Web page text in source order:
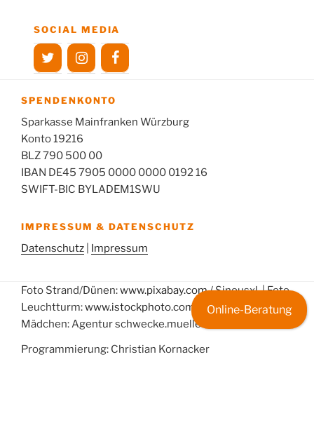
SOCIAL MEDIA
SPENDENKONTO
Sparkasse Mainfranken Würzburg
Konto 19216
BLZ 790 500 00
IBAN DE45 7905 0000 0000 0192 16
SWIFT-BIC BYLADEM1SWU
IMPRESSUM & DATENSCHUTZ
Datenschutz Impressum
Foto Strand/Dünen:www.pixabay.com/ Sinousxl | Foto
Leuchtturm:www.istockphoto.com
/ floridastock | Foto
Mädchen: Agentur schwecke.mueller München
Programmierung: Christian Kornacker
Online-Beratung